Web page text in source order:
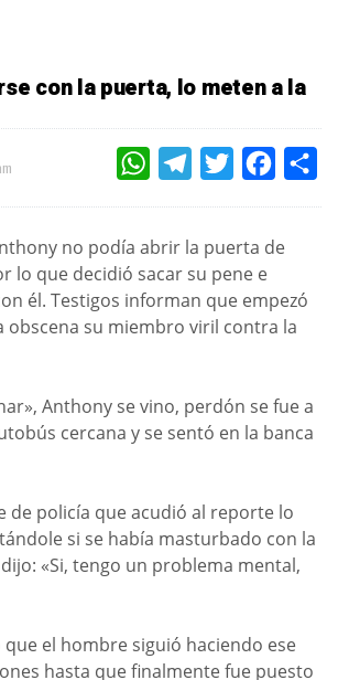
con la puerta, lo meten a la
WHATSAPPTELEGRAMTWITTER
no podía abrir la puerta de
lo que decidió sacar su pene e
él. Testigos informan que empezó
su miembro viril contra la
Anthony se vino, perdón se fue a
cercana y se sentó en la banca
de policía que acudió al reporte lo
si se había masturbado con la
«Si, tengo un problema mental,
que el hombre siguió haciendo ese
hasta que finalmente fue puesto